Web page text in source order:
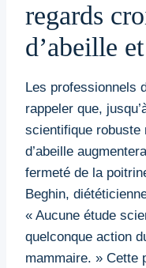
regards
d’abeille
Les professionnels
rappeler que,
scientifique robuste
d’abeille
fermeté de la
Beghin,
« Aucune étude
quelconque action
mammaire. » Cette